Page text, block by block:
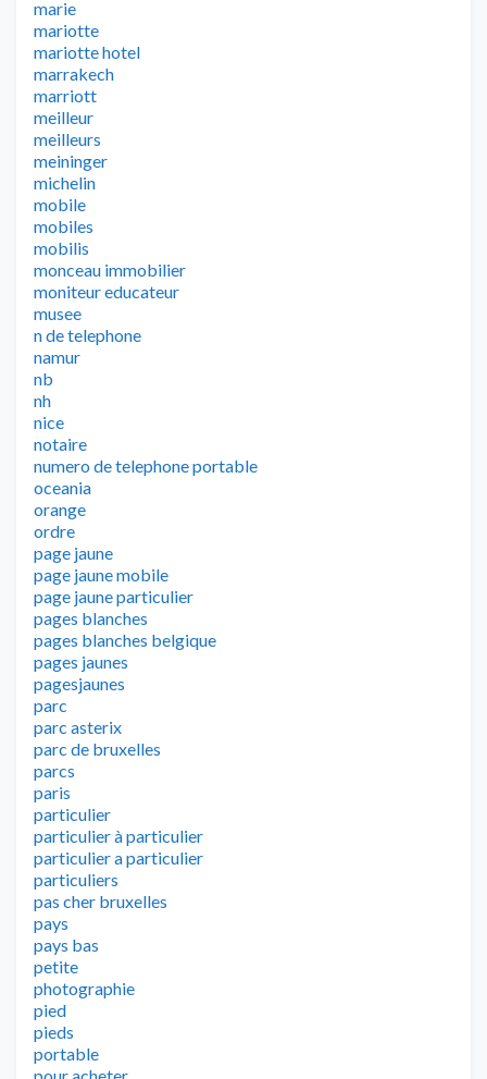
marie
mariotte
mariotte hotel
marrakech
marriott
meilleur
meilleurs
meininger
michelin
mobile
mobiles
mobilis
monceau immobilier
moniteur educateur
musee
n de telephone
namur
nb
nh
nice
notaire
numero de telephone portable
oceania
orange
ordre
page jaune
page jaune mobile
page jaune particulier
pages blanches
pages blanches belgique
pages jaunes
pagesjaunes
parc
parc asterix
parc de bruxelles
parcs
paris
particulier
particulier à particulier
particulier a particulier
particuliers
pas cher bruxelles
pays
pays bas
petite
photographie
pied
pieds
portable